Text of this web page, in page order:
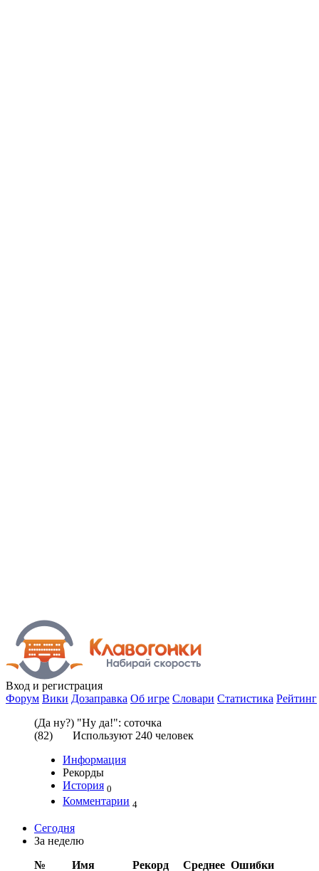
Вход и регистрация
Форум Вики Дозаправка Об игре Словари Статистика Рейтинг
(Да ну?) "Ну да!": соточка
(82) Используют 240 человек
Информация
Рекорды
История 0
Комментарии 4
Сегодня
За неделю
№
Имя Рекорд Среднее Ошибки